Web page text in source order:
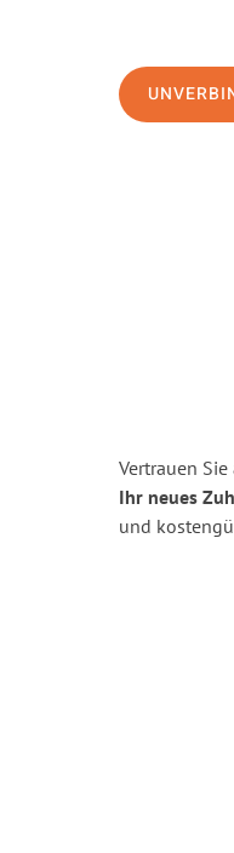
Vertrauen
Ihr neues
und